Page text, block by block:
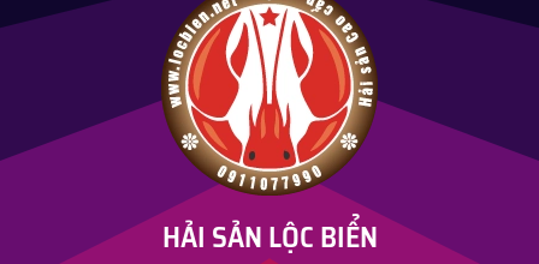
HẢI SẢN LỘC BIỂN